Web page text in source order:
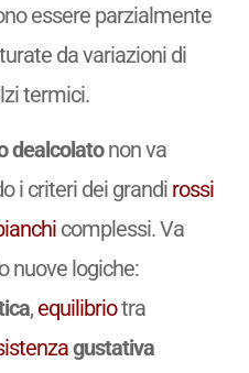
essere parzialmente
da variazioni di
termici.
dealcolatonon va
i criteri dei grandi rossi
complessi. Va
nuove logiche:
, equilibriotra
gustativa